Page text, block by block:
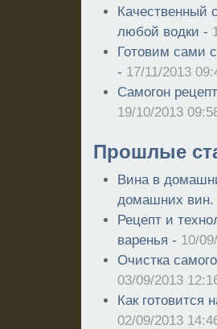
Качественный
любой водки -
Готовим сами
- 17/11/2013
Самогон
19/10/2013
Прошлые
Вина в
домашних
Рецепт и
варенья - 10/
Очистка
03/09/2013
Как готовится
02/09/2013